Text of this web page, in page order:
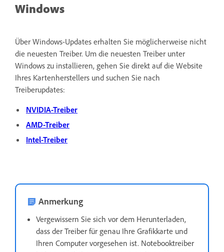
Windows
Über Windows-Updates erhalten Sie möglicherweise nicht
die neuesten Treiber. Um die neuesten Treiber unter
Windows zu installieren, gehen Sie direkt auf die Website
Ihres Kartenherstellers und suchen Sie nach
Treiberupdates:
NVIDIA-Treiber
AMD-Treiber
Intel-Treiber
Anmerkung
Vergewissern Sie sich vor dem Herunterladen,
dass der Treiber für genau Ihre Grafikkarte und
Ihren Computer vorgesehen ist. Notebooktreiber